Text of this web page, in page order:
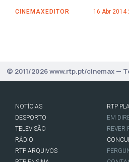
CINEMAXEDITOR 16 Abr 2014
© 2011/2026 www.rtp.pt/cinemax —
NOTÍCIAS
DESPORTO
TELEVISÃO
RÁDIO
RTP ARQUIVOS
RTP
EM
REVER